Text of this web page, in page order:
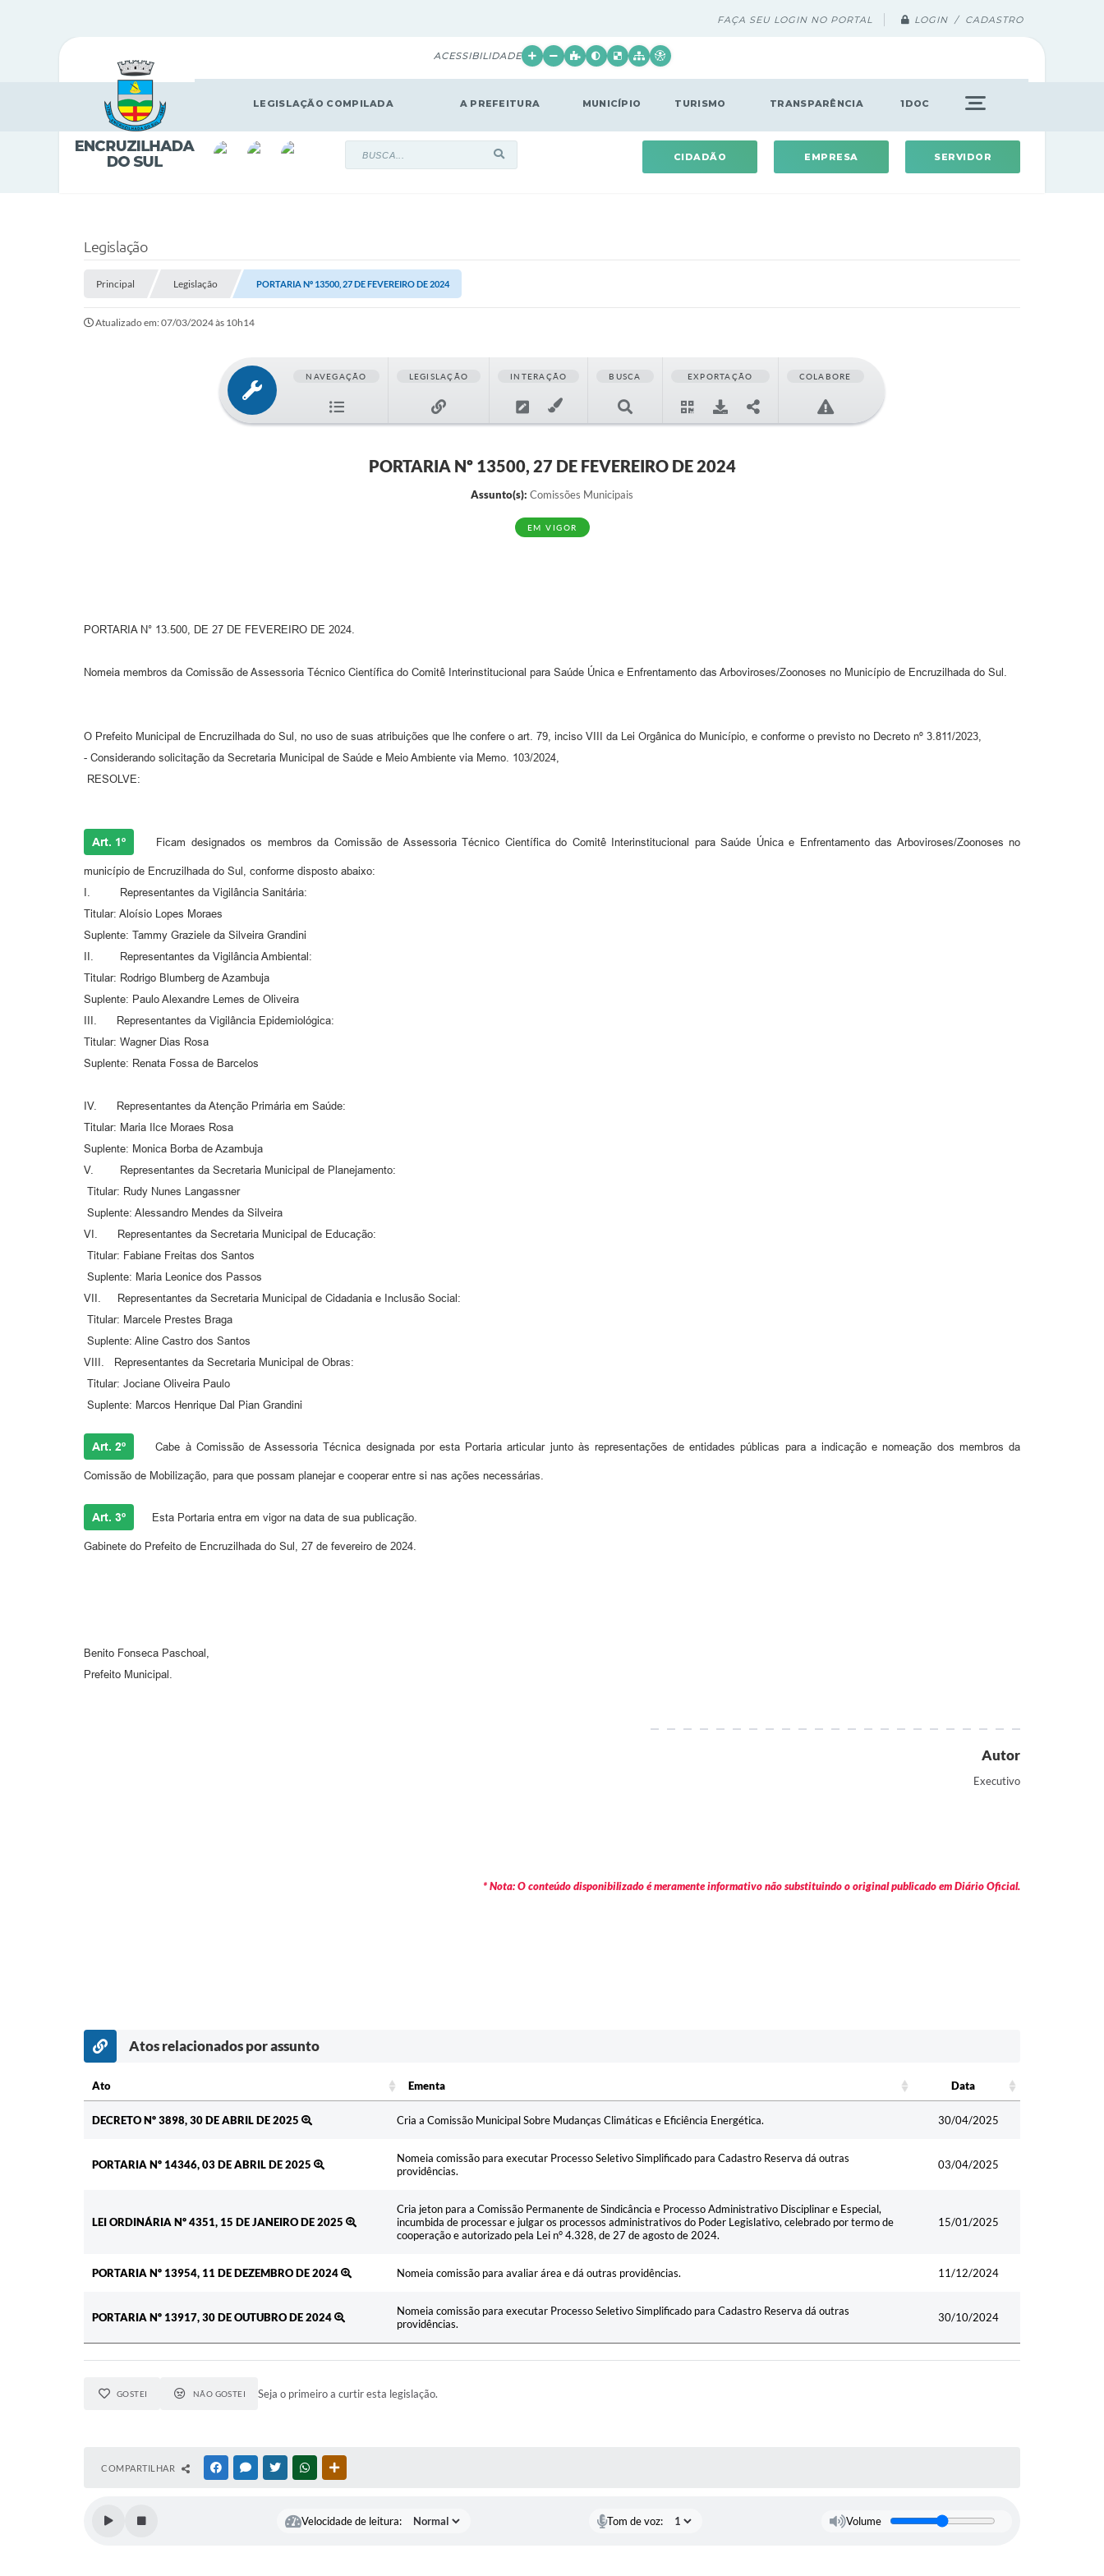
FAÇA SEU LOGIN NO PORTAL LOGIN / CADASTRO
ACESSIBILIDADE
LEGISLAÇÃO COMPILADA A PREFEITURA MUNICÍPIO TURISMO TRANSPARÊNCIA 1DOC
CIDADÃO EMPRESA SERVIDOR
Legislação
Principal Legislação PORTARIA Nº 13500, 27 DE FEVEREIRO DE 2024
Atualizado em: 07/03/2024 às 10h14
NAVEGAÇÃO LEGISLAÇÃO INTERAÇÃO BUSCA EXPORTAÇÃO COLABORE
PORTARIA Nº 13500, 27 DE FEVEREIRO DE 2024
Assunto(s): Comissões Municipais
EM VIGOR
PORTARIA N° 13.500, DE 27 DE FEVEREIRO DE 2024.
Nomeia membros da Comissão de Assessoria Técnico Científica do Comitê Interinstitucional para Saúde Única e Enfrentamento das Arboviroses/Zoonoses no Município de Encruzilhada do Sul.
O Prefeito Municipal de Encruzilhada do Sul, no uso de suas atribuições que lhe confere o art. 79, inciso VIII da Lei Orgânica do Município, e conforme o previsto no Decreto nº 3.811/2023,
- Considerando solicitação da Secretaria Municipal de Saúde e Meio Ambiente via Memo. 103/2024,
RESOLVE:
Art. 1º Ficam designados os membros da Comissão de Assessoria Técnico Científica do Comitê Interinstitucional para Saúde Única e Enfrentamento das Arboviroses/Zoonoses no
município de Encruzilhada do Sul, conforme disposto abaixo:
I. Representantes da Vigilância Sanitária:
Titular: Aloísio Lopes Moraes
Suplente: Tammy Graziele da Silveira Grandini
II. Representantes da Vigilância Ambiental:
Titular: Rodrigo Blumberg de Azambuja
Suplente: Paulo Alexandre Lemes de Oliveira
III. Representantes da Vigilância Epidemiológica:
Titular: Wagner Dias Rosa
Suplente: Renata Fossa de Barcelos
IV. Representantes da Atenção Primária em Saúde:
Titular: Maria Ilce Moraes Rosa
Suplente: Monica Borba de Azambuja
V. Representantes da Secretaria Municipal de Planejamento:
Titular: Rudy Nunes Langassner
Suplente: Alessandro Mendes da Silveira
VI. Representantes da Secretaria Municipal de Educação:
Titular: Fabiane Freitas dos Santos
Suplente: Maria Leonice dos Passos
VII. Representantes da Secretaria Municipal de Cidadania e Inclusão Social:
Titular: Marcele Prestes Braga
Suplente: Aline Castro dos Santos
VIII. Representantes da Secretaria Municipal de Obras:
Titular: Jociane Oliveira Paulo
Suplente: Marcos Henrique Dal Pian Grandini
Art. 2º Cabe à Comissão de Assessoria Técnica designada por esta Portaria articular junto às representações de entidades públicas para a indicação e nomeação dos membros da
Comissão de Mobilização, para que possam planejar e cooperar entre si nas ações necessárias.
Art. 3º Esta Portaria entra em vigor na data de sua publicação.
Gabinete do Prefeito de Encruzilhada do Sul, 27 de fevereiro de 2024.
Benito Fonseca Paschoal,
Prefeito Municipal.
Autor
Executivo
* Nota: O conteúdo disponibilizado é meramente informativo não substituindo o original publicado em Diário Oficial.
Atos relacionados por assunto
Ato Ementa
Data
DECRETO Nº 3898, 30 DE ABRIL DE 2025
Cria a Comissão Municipal Sobre Mudanças Climáticas e Eficiência Energética. 30/04/2025
PORTARIA Nº 14346, 03 DE ABRIL DE 2025
Nomeia comissão para executar Processo Seletivo Simplificado para Cadastro Reserva dá outras
providências.
03/04/2025
LEI ORDINÁRIA Nº 4351, 15 DE JANEIRO DE 2025
Cria jeton para a Comissão Permanente de Sindicância e Processo Administrativo Disciplinar e Especial,
incumbida de processar e julgar os processos administrativos do Poder Legislativo, celebrado por termo de
cooperação e autorizado pela Lei n° 4.328, de 27 de agosto de 2024.
15/01/2025
PORTARIA Nº 13954, 11 DE DEZEMBRO DE 2024 Nomeia comissão para avaliar área e dá outras providências. 11/12/2024
PORTARIA Nº 13917, 30 DE OUTUBRO DE 2024
Nomeia comissão para executar Processo Seletivo Simplificado para Cadastro Reserva dá outras
providências.
30/10/2024
GOSTEI NÃO GOSTEI Seja o primeiro a curtir esta legislação.
COMPARTILHAR FACEBOOKMESSENGER
TWITTERWHATSAPP
Velocidade de leitura: Tom de voz: Volume